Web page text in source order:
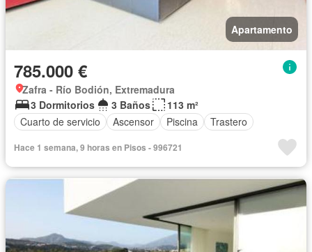
Apartamento
785.000 €
Zafra - Río Bodión, Extremadura
3 Dormitorios
3 Baños
113 m²
Cuarto de servicio
Ascensor Piscina Trastero
Hace 1 semana, 9 horas en Pisos - 996721